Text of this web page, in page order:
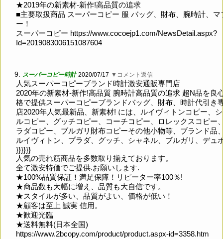
★2019年の新素材-新作!高品質の追求
■主要取扱商品 スーパーコピー 服 バッグ、財布、腕時計、マ
ー！
スーパーコピー https://www.cocoejp1.com/NewsDetail.aspx?
Id=2019083006151087604
9. スーパーコピー時計 2020/07/17 ▼コメント返信
人気スーパーコピーブランド時計激安通販専門店
2020年の新素材-新作!高品質 腕時計高品質の追求 超N品を良
格で提供スーパーコピーブランドバッグ、財布、時計代引き
店2020年人気最新品、新素材! には、ルイヴィトンコピー、
ルコピー、グッチコピー、コーチコピー、ロレックスコピー
ラダコピー、ブルガリ財布コピーその他小物等、ブランド品
ルイヴィトン、プラダ、グッチ、シャネル、ブルガリ、デュ
}}}}}}
人気の売れ筋商品を多数取り揃えております。
全て激安特価でご提供.お願いします.
★100%品質保証！満足保障！リピーター率100％!
★商品数も大幅に増え、品質も大自信です。
★スタイルが多い、品質がよい、価格が低い！
★顧客は至上 誠実 信用。
★歓迎光臨
★送料無料(日本全国)
https://www.2bcopy.com/product/product.aspx-id=3358.htm